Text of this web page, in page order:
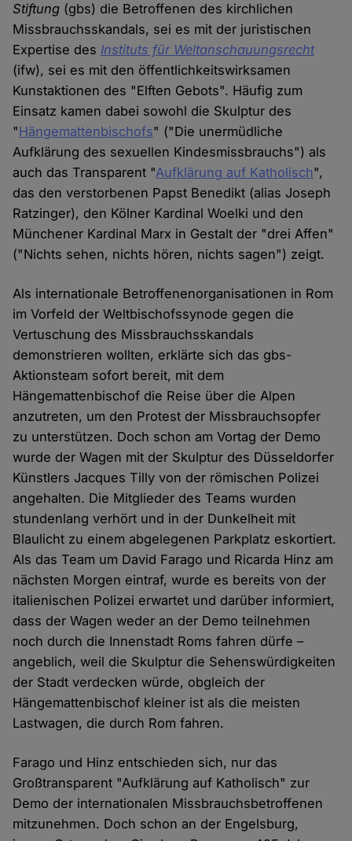
Stiftung (gbs) die Betroffenen des kirchlichen
Missbrauchsskandals, sei es mit der juristischen
Expertise des Instituts für Weltanschauungsrecht
(ifw), sei es mit den öffentlichkeitswirksamen
Kunstaktionen des "Elften Gebots". Häufig zum
Einsatz kamen dabei sowohl die Skulptur des
"Hängemattenbischofs" ("Die unermüdliche
Aufklärung des sexuellen Kindesmissbrauchs") als
auch das Transparent "Aufklärung auf Katholisch",
das den verstorbenen Papst Benedikt (alias Joseph
Ratzinger), den Kölner Kardinal Woelki und den
Münchener Kardinal Marx in Gestalt der "drei Affen"
("Nichts sehen, nichts hören, nichts sagen") zeigt.
Als internationale Betroffenenorganisationen in Rom
im Vorfeld der Weltbischofssynode gegen die
Vertuschung des Missbrauchsskandals
demonstrieren wollten, erklärte sich das gbs-
Aktionsteam sofort bereit, mit dem
Hängemattenbischof die Reise über die Alpen
anzutreten, um den Protest der Missbrauchsopfer
zu unterstützen. Doch schon am Vortag der Demo
wurde der Wagen mit der Skulptur des Düsseldorfer
Künstlers Jacques Tilly von der römischen Polizei
angehalten. Die Mitglieder des Teams wurden
stundenlang verhört und in der Dunkelheit mit
Blaulicht zu einem abgelegenen Parkplatz eskortiert.
Als das Team um David Farago und Ricarda Hinz am
nächsten Morgen eintraf, wurde es bereits von der
italienischen Polizei erwartet und darüber informiert,
dass der Wagen weder an der Demo teilnehmen
noch durch die Innenstadt Roms fahren dürfe –
angeblich, weil die Skulptur die Sehenswürdigkeiten
der Stadt verdecken würde, obgleich der
Hängemattenbischof kleiner ist als die meisten
Lastwagen, die durch Rom fahren.
Farago und Hinz entschieden sich, nur das
Großtransparent "Aufklärung auf Katholisch" zur
Demo der internationalen Missbrauchsbetroffenen
mitzunehmen. Doch schon an der Engelsburg,